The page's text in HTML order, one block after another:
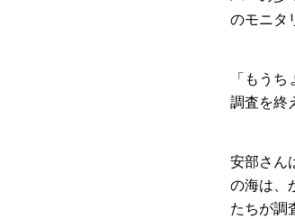
のモニタ
「もう
調査を終
安部さん
の海は、
たちが調